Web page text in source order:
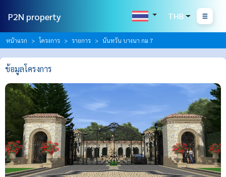
P2N property THB
หน้าแรก โครงการ รายการ นันทวัน บางนา กม 7
ข้อมูลโครงการ